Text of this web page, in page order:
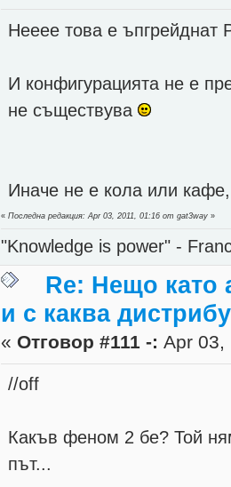
Нееее това е
И конфигурацията не е
не съществува
Иначе не е кола или
«Последна редакция: Apr 03, 2011, 01:16 от gat3way »
"Knowledge is power" -
Re: Нещо като
и с каква
« Отговор #111 -: Apr 03,
//off
Какъв феном 2 бе? Той
път...